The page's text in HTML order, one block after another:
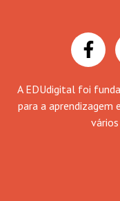
A EDUdigital foi
para a